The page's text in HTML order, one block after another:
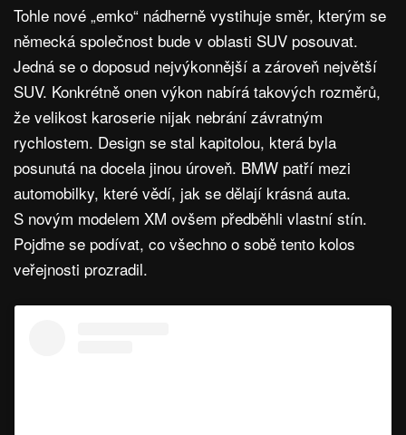
Tohle nové „emko“ nádherně vystihuje směr, kterým se
německá společnost bude v oblasti SUV posouvat.
Jedná se o doposud nejvýkonnější a zároveň největší
SUV. Konkrétně onen výkon nabírá takových rozměrů,
že velikost karoserie nijak nebrání závratným
rychlostem. Design se stal kapitolou, která byla
posunutá na docela jinou úroveň. BMW patří mezi
automobilky, které vědí, jak se dělají krásná auta.
S novým modelem XM ovšem předběhli vlastní stín.
Pojďme se podívat, co všechno o sobě tento kolos
veřejnosti prozradil.